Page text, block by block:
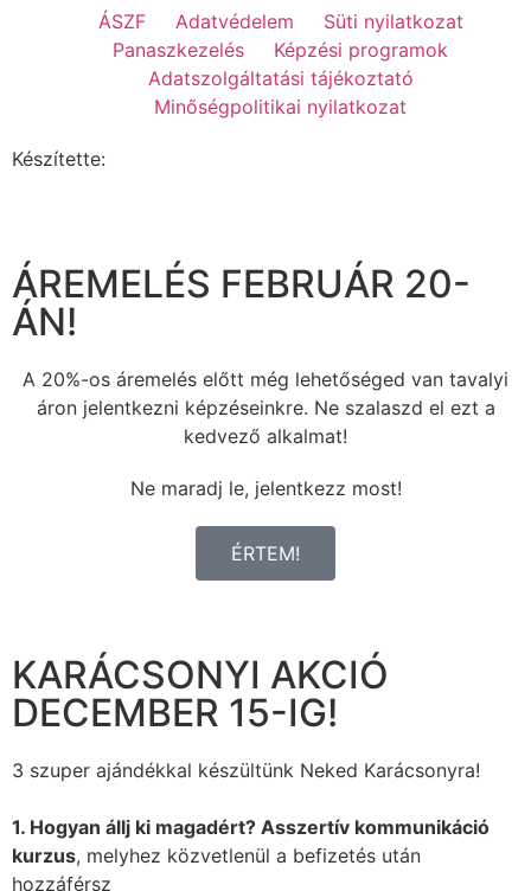
ÁSZF Adatvédelem
Süti nyilatkozat
Panaszkezelés
Képzési programok
Adatszolgáltatási tájékoztató
Minőségpolitikai nyilatkozat
Készítette:
ÁREMELÉS FEBRUÁR 20-
ÁN!
A 20%-os áremelés előtt még lehetőséged van tavalyi
áron jelentkezni képzéseinkre. Ne szalaszd el ezt a
kedvező alkalmat!
Ne maradj le, jelentkezz most!
ÉRTEM!
KARÁCSONYI AKCIÓ
DECEMBER 15-IG!
3 szuper ajándékkal készültünk Neked Karácsonyra!
1. Hogyan állj ki magadért? Asszertív kommunikáció
kurzus, melyhez közvetlenül a befizetés után
hozzáférsz